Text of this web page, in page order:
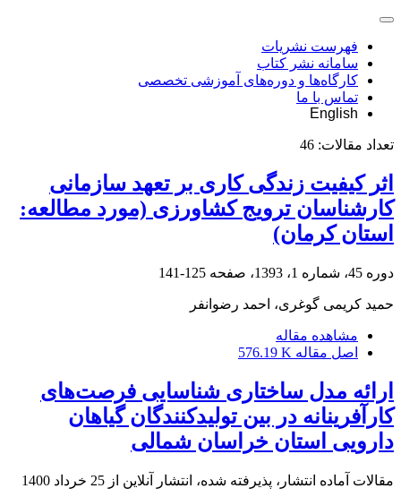
فهرست نشریات
سامانه نشر کتاب
کارگاه‌ها و دوره‌های آموزشی تخصصی
تماس با ما
English
تعداد مقالات: 46
اثر کیفیت زندگی کاری بر تعهد سازمانی
کارشناسان ترویج کشاورزی (مورد مطالعه:
استان کرمان)
دوره 45، شماره 1، 1393، صفحه 125-141
حمید کریمی گوغری، احمد رضوانفر
مشاهده مقاله
اصل مقاله 576.19 K
ارائه مدل ساختاری شناسایی فرصت‌های
کارآفرینانه در بین تولیدکنندگان گیاهان
دارویی استان خراسان شمالی
مقالات آماده انتشار، پذیرفته شده، انتشار آنلاین از 25 خرداد 1400